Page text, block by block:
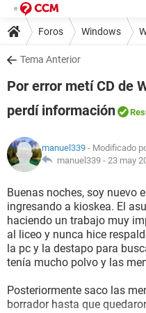
Foros Windows
Tema Anterior
Por error metí CD de
perdí información
manuel339 - Modificado
manuel339 - 23 may
Buenas noches, soy nuevo
ingresando a kioskea. El
haciendo un trabajo muy
al liceo y nunca hice
la pc y la destapo para
tenía mucho polvo y las
Posteriormente saco las
borrador hasta que